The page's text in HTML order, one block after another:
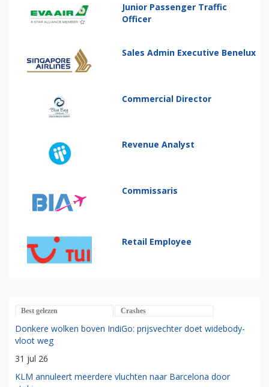
Junior Passenger Traffic
Officer
Sales Admin Executive Benelux
Commercial Director
Revenue Analyst
Commissaris
Retail Employee
Best gelezen Crashes
Donkere wolken boven IndiGo: prijsvechter doet widebody-
vloot weg
31 jul 26
KLM annuleert meerdere vluchten naar Barcelona door